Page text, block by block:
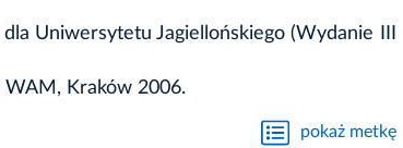
Uniwersytetu Jagiellońskiego (Wydanie III
WAM, Kraków 2006.
pokaż metkę